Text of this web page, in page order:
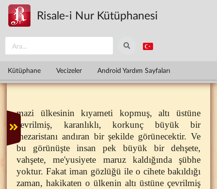
Ana içeriğe atla
Risale-i Nur Kütüphanesi
Kütüphane Vecizeler Android Yardım Sayfaları
mazi ülkesinin kıyameti kopmuş, altı üstüne
çevrilmiş, karanlıklı, korkunç büyük bir
mezaristanı andıran bir şekilde görünecektir. Ve
bu görünüşte insan pek büyük bir dehşete,
vahşete, me'yusiyete maruz kaldığında şübhe
yoktur. Fakat iman gözlüğü ile o cihete bakıldığı
zaman, hakikaten o ülkenin altı üstüne çevrilmiş